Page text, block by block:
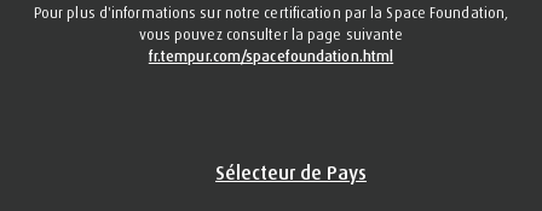
Pour plus d'informations sur notre certification par la Space Foundation,
vous pouvez consulter la page suivante
fr.tempur.com/spacefoundation.html
Sélecteur de Pays